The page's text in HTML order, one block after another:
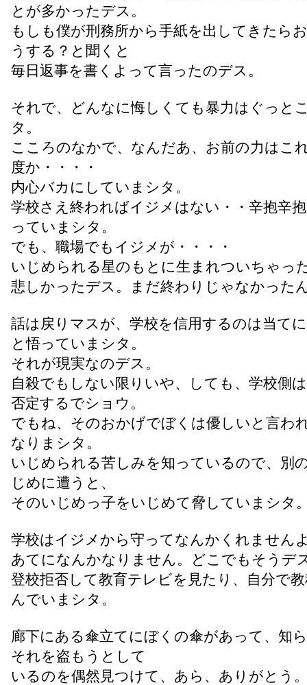
とが多かったデス。
もしも僕が刑務所から手紙を出してきたら
うする？と聞くと
毎日返事を書くよって言ったのデス。
それで、どんなに悔しくても暴力はぐっと
タ。
こころのなかで、なんだあ、お前の力はこ
度か・・・・
内心バカにしていまシタ。
学校さえ終わればイジメはない・・辛抱辛
っていまシタ。
でも、職場でもイジメが・・・・
いじめられる星のもとに生まれついちゃっ
悲しかったデス。まだ終わりじゃなかった
話は戻りマスが、学校を信用するのは当て
と悟っていまシタ。
それが現実なのデス。
自殺でもしない限りいや、しても、学校側
否定するでショウ。
でもね、そのおかげでぼくは優しいと言わ
なりまシタ。
いじめられる苦しみを知っているので、別
じめに遭うと、
そのいじめっ子をいじめて脅していまシタ
学校はイジメから守ってなんかくれません
あてになんかなりません。どこでもそうデ
登校拒否して教育テレビを見たり、自分で
んでいまシタ。
廊下にある傘立てにぼくの傘があって、知
それを盗もうとして
いるのを偶然見つけて、あら、ありがとう